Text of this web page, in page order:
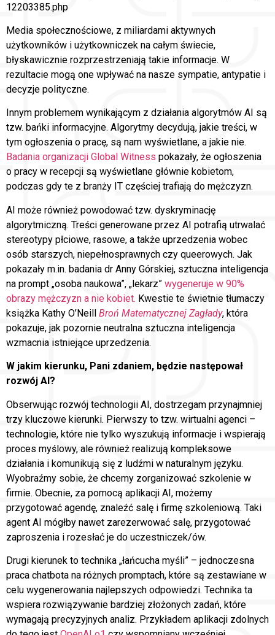
12203385.php
Media społecznościowe, z miliardami aktywnych
użytkowników i użytkowniczek na całym świecie,
błyskawicznie rozprzestrzeniają takie informacje. W
rezultacie mogą one wpływać na nasze sympatie, antypatie i
decyzje polityczne.
Innym problemem wynikającym z działania algorytmów AI są
tzw. bańki informacyjne. Algorytmy decydują, jakie treści, w
tym ogłoszenia o pracę, są nam wyświetlane, a jakie nie.
Badania organizacji Global Witness pokazały, że ogłoszenia
o pracy w recepcji są wyświetlane głównie kobietom,
podczas gdy te z branży IT częściej trafiają do mężczyzn.
AI może również powodować tzw. dyskryminację
algorytmiczną. Treści generowane przez AI potrafią utrwalać
stereotypy płciowe, rasowe, a także uprzedzenia wobec
osób starszych, niepełnosprawnych czy queerowych. Jak
pokazały m.in. badania dr Anny Górskiej, sztuczna inteligencja
na prompt „osoba naukowa”, „lekarz” wygeneruje w 90%
obrazy mężczyzn a nie kobiet. Kwestie te świetnie tłumaczy
książka Kathy O’Neill Broń Matematycznej Zagłady, która
pokazuje, jak pozornie neutralna sztuczna inteligencja
wzmacnia istniejące uprzedzenia.
W jakim kierunku, Pani zdaniem, będzie następował
rozwój AI?
Obserwując rozwój technologii AI, dostrzegam przynajmniej
trzy kluczowe kierunki. Pierwszy to tzw. wirtualni agenci –
technologie, które nie tylko wyszukują informacje i wspierają
proces myślowy, ale również realizują kompleksowe
działania i komunikują się z ludźmi w naturalnym języku.
Wyobraźmy sobie, że chcemy zorganizować szkolenie w
firmie. Obecnie, za pomocą aplikacji AI, możemy
przygotować agendę, znaleźć salę i firmę szkoleniową. Taki
agent AI mógłby nawet zarezerwować salę, przygotować
zaproszenia i rozesłać je do uczestniczek/ów.
Drugi kierunek to technika „łańcucha myśli” – jednoczesna
praca chatbota na różnych promptach, które są zestawiane w
celu wygenerowania najlepszych odpowiedzi. Technika ta
wspiera rozwiązywanie bardziej złożonych zadań, które
wymagają precyzyjnych analiz. Przykładem aplikacji zdolnych